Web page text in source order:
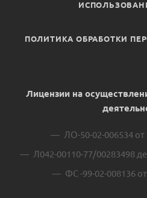
ПОЛИТИКА ОБРАБОТКИ
Лицензии на
ЛО-50-02-006534
Л042-00110-77/00283498
ФС -99-02-008136